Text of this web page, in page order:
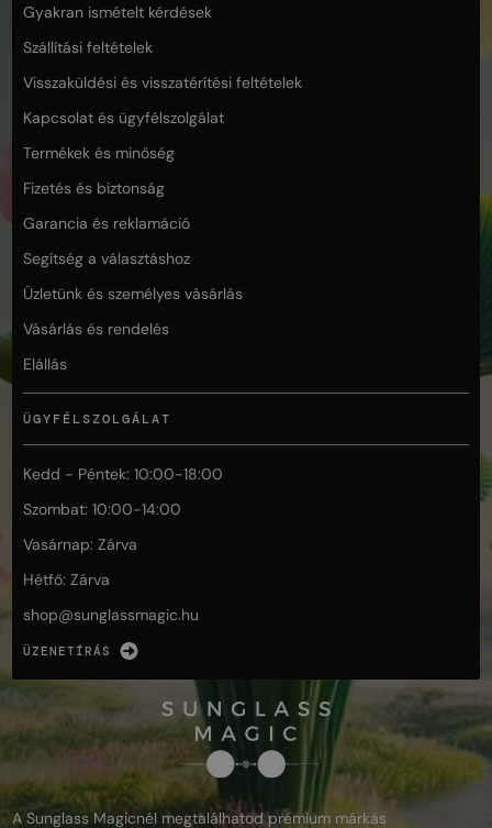
Gyakran ismételt kérdések
Szállítási feltételek
Visszaküldési és visszatérítési feltételek
Kapcsolat és ügyfélszolgálat
Termékek és minőség
Fizetés és biztonság
Garancia és reklamáció
Segítség a választáshoz
Üzletünk és személyes vásárlás
Vásárlás és rendelés
Elállás
ÜGYFÉLSZOLGÁLAT
Kedd - Péntek: 10:00-18:00
Szombat: 10:00-14:00
Vasárnap: Zárva
Hétfő: Zárva
shop@sunglassmagic.hu
ÜZENETÍRÁS
A Sunglass Magicnél megtalálhatod prémium márkás